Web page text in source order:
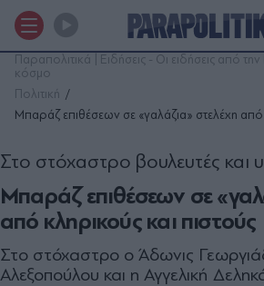
Παραπολιτικά | Ειδήσεις - Οι ειδήσεις από
κόσμο
Πολιτική
Μπαράζ επιθέσεων σε «γαλάζια» στελέχη από
Μπαράζ επιθέσεων σε
από κληρικούς και πιστούς
Στο στόχαστρο βουλευτές και
Στο στόχαστρο ο Άδωνις
Αλεξοπούλου και η Αγγελική